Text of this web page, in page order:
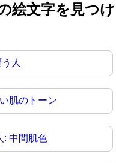
絵文字を見つけ
人
肌のトーン
: 中間肌色